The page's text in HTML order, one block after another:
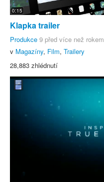
0:15
Klapka trailer
Produkce 9 před více než rokem
v Magazíny, Film, Trailery
28,883 zhlédnutí